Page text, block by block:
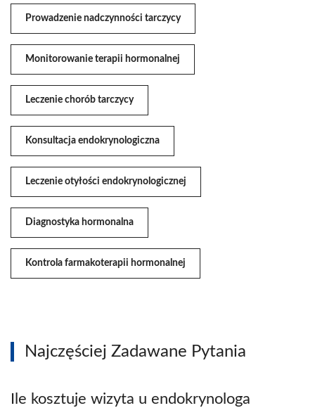
Prowadzenie nadczynności tarczycy
Monitorowanie terapii hormonalnej
Leczenie chorób tarczycy
Konsultacja endokrynologiczna
Leczenie otyłości endokrynologicznej
Diagnostyka hormonalna
Kontrola farmakoterapii hormonalnej
Najczęściej Zadawane Pytania
Ile kosztuje wizyta u endokrynologa